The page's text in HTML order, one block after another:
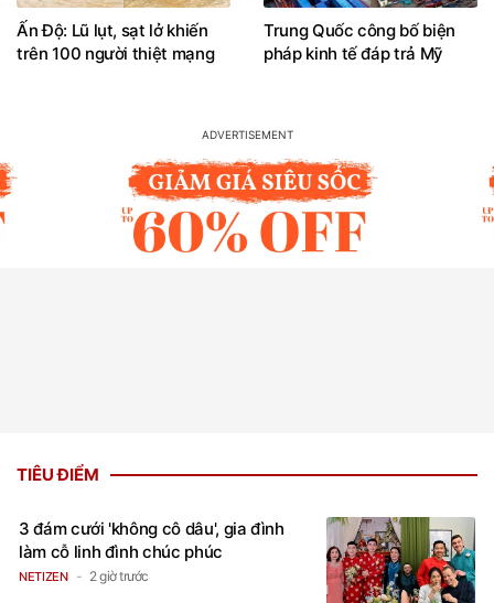
Ấn Độ: Lũ lụt, sạt lở khiến
trên 100 người thiệt mạng
Trung Quốc công bố biện
pháp kinh tế đáp trả Mỹ
TIÊU ĐIỂM
3 đám cưới 'không cô dâu', gia đình
làm cỗ linh đình chúc phúc
NETIZEN 2 giờ trước